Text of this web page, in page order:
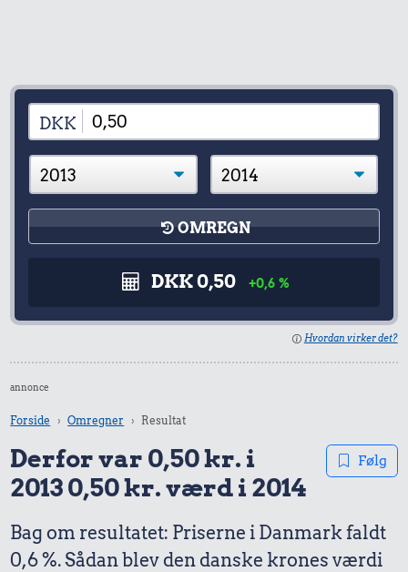
DKK
OMREGN
DKK 0,50 +0,6 %
Hvordan virker det?
annonce
Forside Omregner Resultat
Derfor var 0,50 kr. i
2013 0,50 kr. værd i 2014
Følg
Bag om resultatet: Priserne i Danmark faldt
0,6 %. Sådan blev den danske krones værdi